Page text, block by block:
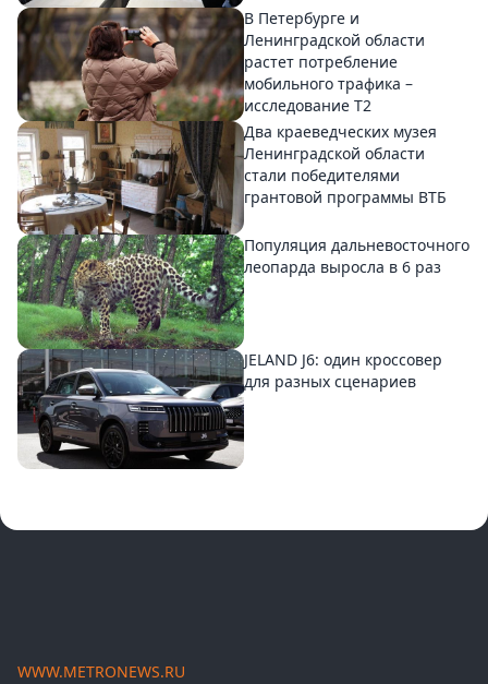
В Петербурге и
Ленинградской области
растет потребление
мобильного трафика –
исследование T2
Два краеведческих музея
Ленинградской области
стали победителями
грантовой программы ВТБ
Популяция дальневосточного
леопарда выросла в 6 раз
JELAND J6: один кроссовер
для разных сценариев
WWW.METRONEWS.RU